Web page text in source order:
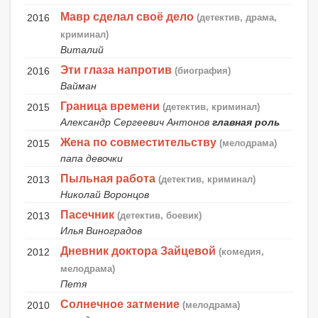
2016
Мавр сделал своё дело (детектив, драма,
криминал)
Виталий
2016
Эти глаза напротив (биография)
Вайман
2015
Граница времени (детектив, криминал)
Александр Сергеевич Антонов главная роль
2015
Жена по совместительству (мелодрама)
папа девочки
2013
Пыльная работа (детектив, криминал)
Николай Воронцов
2013
Пасечник (детектив, боевик)
Илья Виноградов
2012
Дневник доктора Зайцевой (комедия,
мелодрама)
Петя
2010
Солнечное затмение (мелодрама)